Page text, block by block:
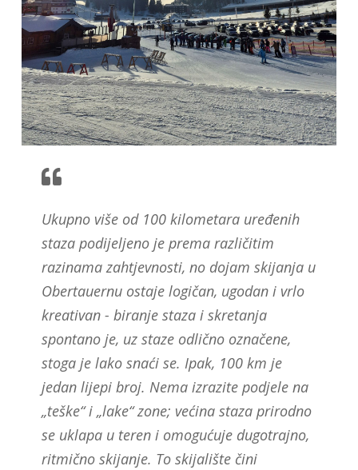
Ukupno više od 100 kilometara uređenih
staza podijeljeno je prema različitim
razinama zahtjevnosti, no dojam skijanja u
Obertauernu ostaje logičan, ugodan i vrlo
kreativan - biranje staza i skretanja
spontano je, uz staze odlično označene,
stoga je lako snaći se. Ipak, 100 km je
jedan lijepi broj. Nema izrazite podjele na
„teške“ i „lake“ zone; većina staza prirodno
se uklapa u teren i omogućuje dugotrajno,
ritmično skijanje. To skijalište čini